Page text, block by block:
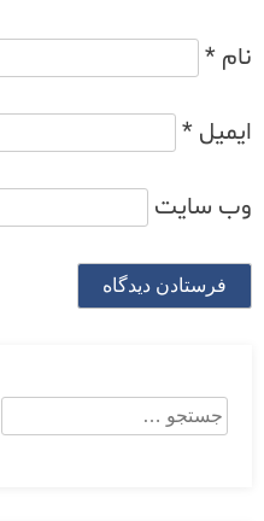
نام *
ایمیل *
وب‌ سایت
جستجو
برای: